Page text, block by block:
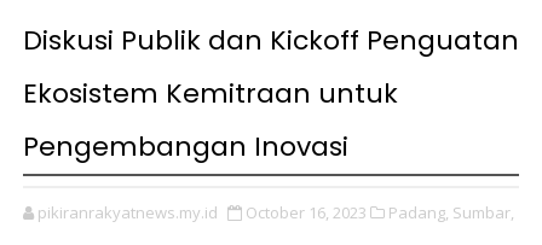
Diskusi Publik dan Kickoff Penguatan
Ekosistem Kemitraan untuk
Pengembangan Inovasi
pikiranrakyatnews.my.id October 16, 2023 Padang, Sumbar,